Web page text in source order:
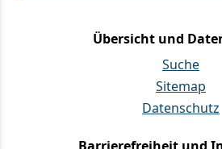
Übersicht und
Suche
Sitemap
Datenschutz
Barrierefreiheit und